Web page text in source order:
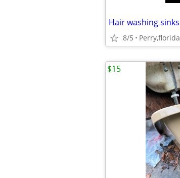
Hair washing sinks
8/5 Perry,florida
$15